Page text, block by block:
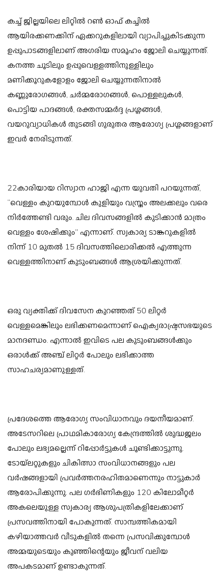
കച്ച് ജില്ലയിലെ ലിറ്റിൽ റൺ ഓഫ് കച്ചിൽ
ആയിരക്കണക്കിന് ഏക്കറുകളിലായി വ്യാപിച്ചുകിടക്കുന്ന
ഉപ്പുപാടങ്ങളിലാണ് അഗരിയ സമൂഹം ജോലി ചെയ്യുന്നത്.
കനത്ത ചൂടിലും ഉപ്പുവെള്ളത്തിനുള്ളിലും
മണിക്കൂറുകളോളം ജോലി ചെയ്യുന്നതിനാൽ
കണ്ണുരോഗങ്ങൾ, ചർമ്മരോഗങ്ങൾ, പൊള്ളലുകൾ,
പൊട്ടിയ പാദങ്ങൾ, രക്തസമ്മർദ്ദ പ്രശ്നങ്ങൾ,
വയറുവ്യാധികൾ തുടങ്ങി ഗുരുതര ആരോഗ്യ പ്രശ്നങ്ങളാണ്
ഇവർ നേരിടുന്നത്.
22കാരിയായ റിസ്വാന ഹാജി എന്ന യുവതി പറയുന്നത്,
“വെള്ളം കുറയുമ്പോൾ കുളിയും വസ്ത്രം അലക്കലും വരെ
നിർത്തേണ്ടി വരും. ചില ദിവസങ്ങളിൽ കുടിക്കാൻ മാത്രം
വെള്ളം ശേഷിക്കും” എന്നാണ്. സ്വകാര്യ ടാങ്കറുകളിൽ
നിന്ന് 10 മുതൽ 15 ദിവസത്തിലൊരിക്കൽ എത്തുന്ന
വെള്ളത്തിനാണ് കുടുംബങ്ങൾ ആശ്രയിക്കുന്നത്.
ഒരു വ്യക്തിക്ക് ദിവസേന കുറഞ്ഞത് 50 ലിറ്റർ
വെള്ളമെങ്കിലും ലഭിക്കണമെന്നാണ് ഐക്യരാഷ്ട്രസഭയുടെ
മാനദണ്ഡം. എന്നാൽ ഇവിടെ പല കുടുംബങ്ങൾക്കും
ഒരാൾക്ക് അഞ്ച് ലിറ്റർ പോലും ലഭിക്കാത്ത
സാഹചര്യമാണുള്ളത്.
പ്രദേശത്തെ ആരോഗ്യ സംവിധാനവും ദയനീയമാണ്.
അടേസറിലെ പ്രാഥമികാരോഗ്യ കേന്ദ്രത്തിൽ ശുദ്ധജലം
പോലും ലഭ്യമല്ലെന്ന് റിപ്പോർട്ടുകൾ ചൂണ്ടിക്കാട്ടുന്നു.
ടോയ്ലറ്റുകളും ചികിത്സാ സംവിധാനങ്ങളും പല
വർഷങ്ങളായി പ്രവർത്തനരഹിതമാണെന്നും നാട്ടുകാർ
ആരോപിക്കുന്നു. പല ഗർഭിണികളും 120 കിലോമീറ്റർ
അകലെയുള്ള സ്വകാര്യ ആശുപത്രികളിലേക്കാണ്
പ്രസവത്തിനായി പോകുന്നത്. സാമ്പത്തികമായി
കഴിയാത്തവർ വീടുകളിൽ തന്നെ പ്രസവിക്കുമ്പോൾ
അമ്മയുടെയും കുഞ്ഞിന്റെയും ജീവന് വലിയ
അപകടമാണ് ഉണ്ടാകുന്നത്.